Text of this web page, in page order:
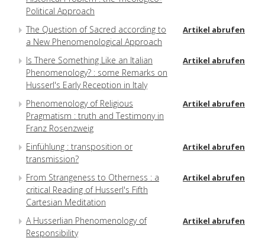
Political Approach
The Question of Sacred according to
a New Phenomenological Approach
Artikel abrufen
Is There Something Like an Italian
Phenomenology? : some Remarks on
Husserl's Early Reception in Italy
Artikel abrufen
Phenomenology of Religious
Pragmatism : truth and Testimony in
Franz Rosenzweig
Artikel abrufen
Einfühlung : transposition or
transmission?
Artikel abrufen
From Strangeness to Otherness : a
critical Reading of Husserl's Fifth
Cartesian Meditation
Artikel abrufen
A Husserlian Phenomenology of
Responsibility
Artikel abrufen